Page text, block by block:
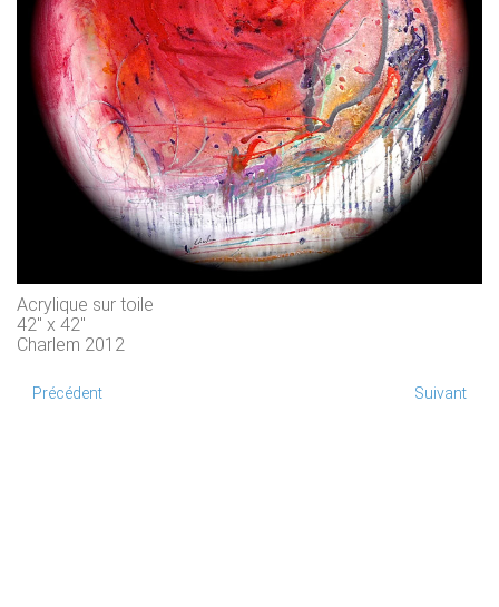
Acrylique sur toile
42" x 42"
Charlem 2012
Précédent Suivant